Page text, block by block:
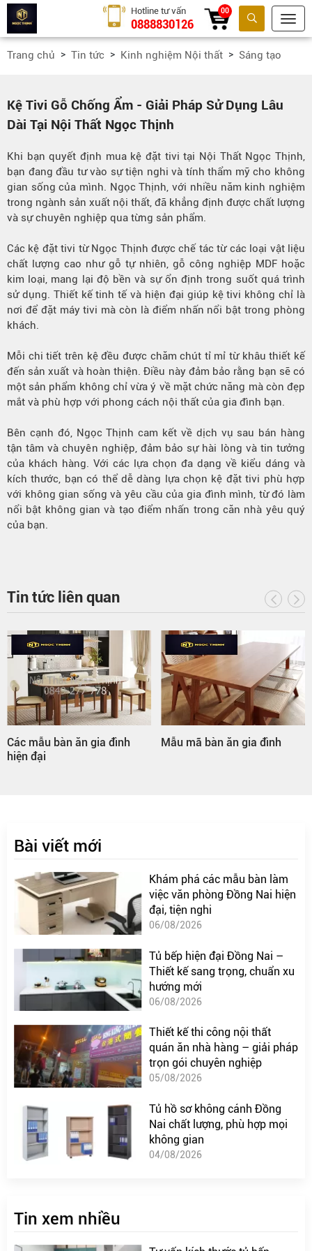
Tìm kiếm
Hotline tư vấn
0888830126
00
Trang chủ Tin tức Kinh nghiệm Nội thất Sáng tạo
Kệ Tivi Gỗ Chống Ẩm - Giải Pháp Sử Dụng Lâu
Dài Tại Nội Thất Ngọc Thịnh
Khi bạn quyết định mua kệ đặt tivi tại Nội Thất Ngọc Thịnh,
bạn đang đầu tư vào sự tiện nghi và tính thẩm mỹ cho không
gian sống của mình. Ngọc Thịnh, với nhiều năm kinh nghiệm
trong ngành sản xuất nội thất, đã khẳng định được chất lượng
và sự chuyên nghiệp qua từng sản phẩm.
Các kệ đặt tivi từ Ngọc Thịnh được chế tác từ các loại vật liệu
chất lượng cao như gỗ tự nhiên, gỗ công nghiệp MDF hoặc
kim loại, mang lại độ bền và sự ổn định trong suốt quá trình
sử dụng. Thiết kế tinh tế và hiện đại giúp kệ tivi không chỉ là
nơi để đặt máy tivi mà còn là điểm nhấn nổi bật trong phòng
khách.
Mỗi chi tiết trên kệ đều được chăm chút tỉ mỉ từ khâu thiết kế
đến sản xuất và hoàn thiện. Điều này đảm bảo rằng bạn sẽ có
một sản phẩm không chỉ vừa ý về mặt chức năng mà còn đẹp
mắt và phù hợp với phong cách nội thất của gia đình bạn.
Bên cạnh đó, Ngọc Thịnh cam kết về dịch vụ sau bán hàng
tận tâm và chuyên nghiệp, đảm bảo sự hài lòng và tin tưởng
của khách hàng. Với các lựa chọn đa dạng về kiểu dáng và
kích thước, bạn có thể dễ dàng lựa chọn kệ đặt tivi phù hợp
với không gian sống và yêu cầu của gia đình mình, từ đó làm
nổi bật không gian và tạo điểm nhấn trong căn nhà yêu quý
của bạn.
Tin tức liên quan
Các mẫu bàn ăn gia đình
hiện đại
Mẫu mã bàn ăn gia đình
Bài viết mới
Khám phá các mẫu bàn làm
việc văn phòng Đồng Nai hiện
đại, tiện nghi
06/08/2026
Tủ bếp hiện đại Đồng Nai –
Thiết kế sang trọng, chuẩn xu
hướng mới
06/08/2026
Thiết kế thi công nội thất
quán ăn nhà hàng – giải pháp
trọn gói chuyên nghiệp
05/08/2026
Tủ hồ sơ không cánh Đồng
Nai chất lượng, phù hợp mọi
không gian
04/08/2026
Tin xem nhiều